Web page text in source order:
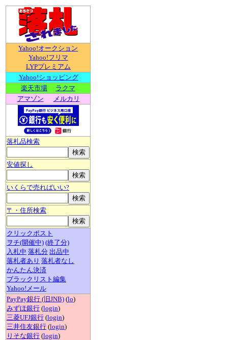
Yahoo!オークション
Yahoo!フリマ
LYPプレミアム
Yahoo!ショッピング
楽天市場
ラクマ
アマゾン
メルカリ
落札品検索
安値探し
いくらで売ればいい?
〒・住所検索
クリックポスト
ヲチ(開催中) (終了分)
入札中 落札分 出品中
落札者あり 落札者なし
かんたん決済
ブラックリスト編集
Yahoo!メール
PayPay銀行 (旧JNB) (lo)
みずほ銀行 (login)
三菱UFJ銀行 (login)
三井住友銀行 (login)
りそな銀行 (login)